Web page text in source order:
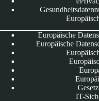
Europäische
Europäische
IT-